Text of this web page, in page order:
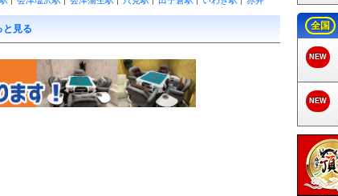
菅谷駅 大越駅 磐城常葉駅 船引駅 要田駅 三春駅
舞木駅
ノ浜駅
鹿島駅 日立木駅 相馬駅 駒ケ嶺駅 新地駅 白坂駅
新白河
永盛駅 郡山駅 日和田駅 五百川駅 本宮駅
桑折駅 藤田駅 貝田駅 矢祭山駅 東館駅
里白石駅 磐城石川駅 野木沢駅 川辺沖駅
駅 向瀬上駅 高子駅 上保原駅 保原駅 大泉駅
と見る 全国
NEW
NEW